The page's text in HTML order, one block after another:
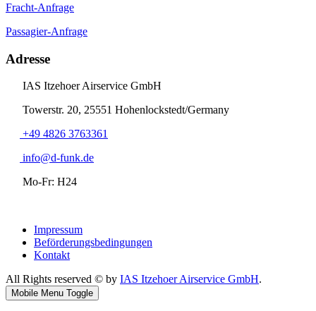
Fracht-Anfrage
Passagier-Anfrage
Adresse
IAS Itzehoer Airservice GmbH
Towerstr. 20, 25551 Hohenlockstedt/Germany
+49 4826 3763361
info@d-funk.de
Mo-Fr: H24
Impressum
Beförderungsbedingungen
Kontakt
All Rights reserved © by IAS Itzehoer Airservice GmbH.
Mobile Menu Toggle